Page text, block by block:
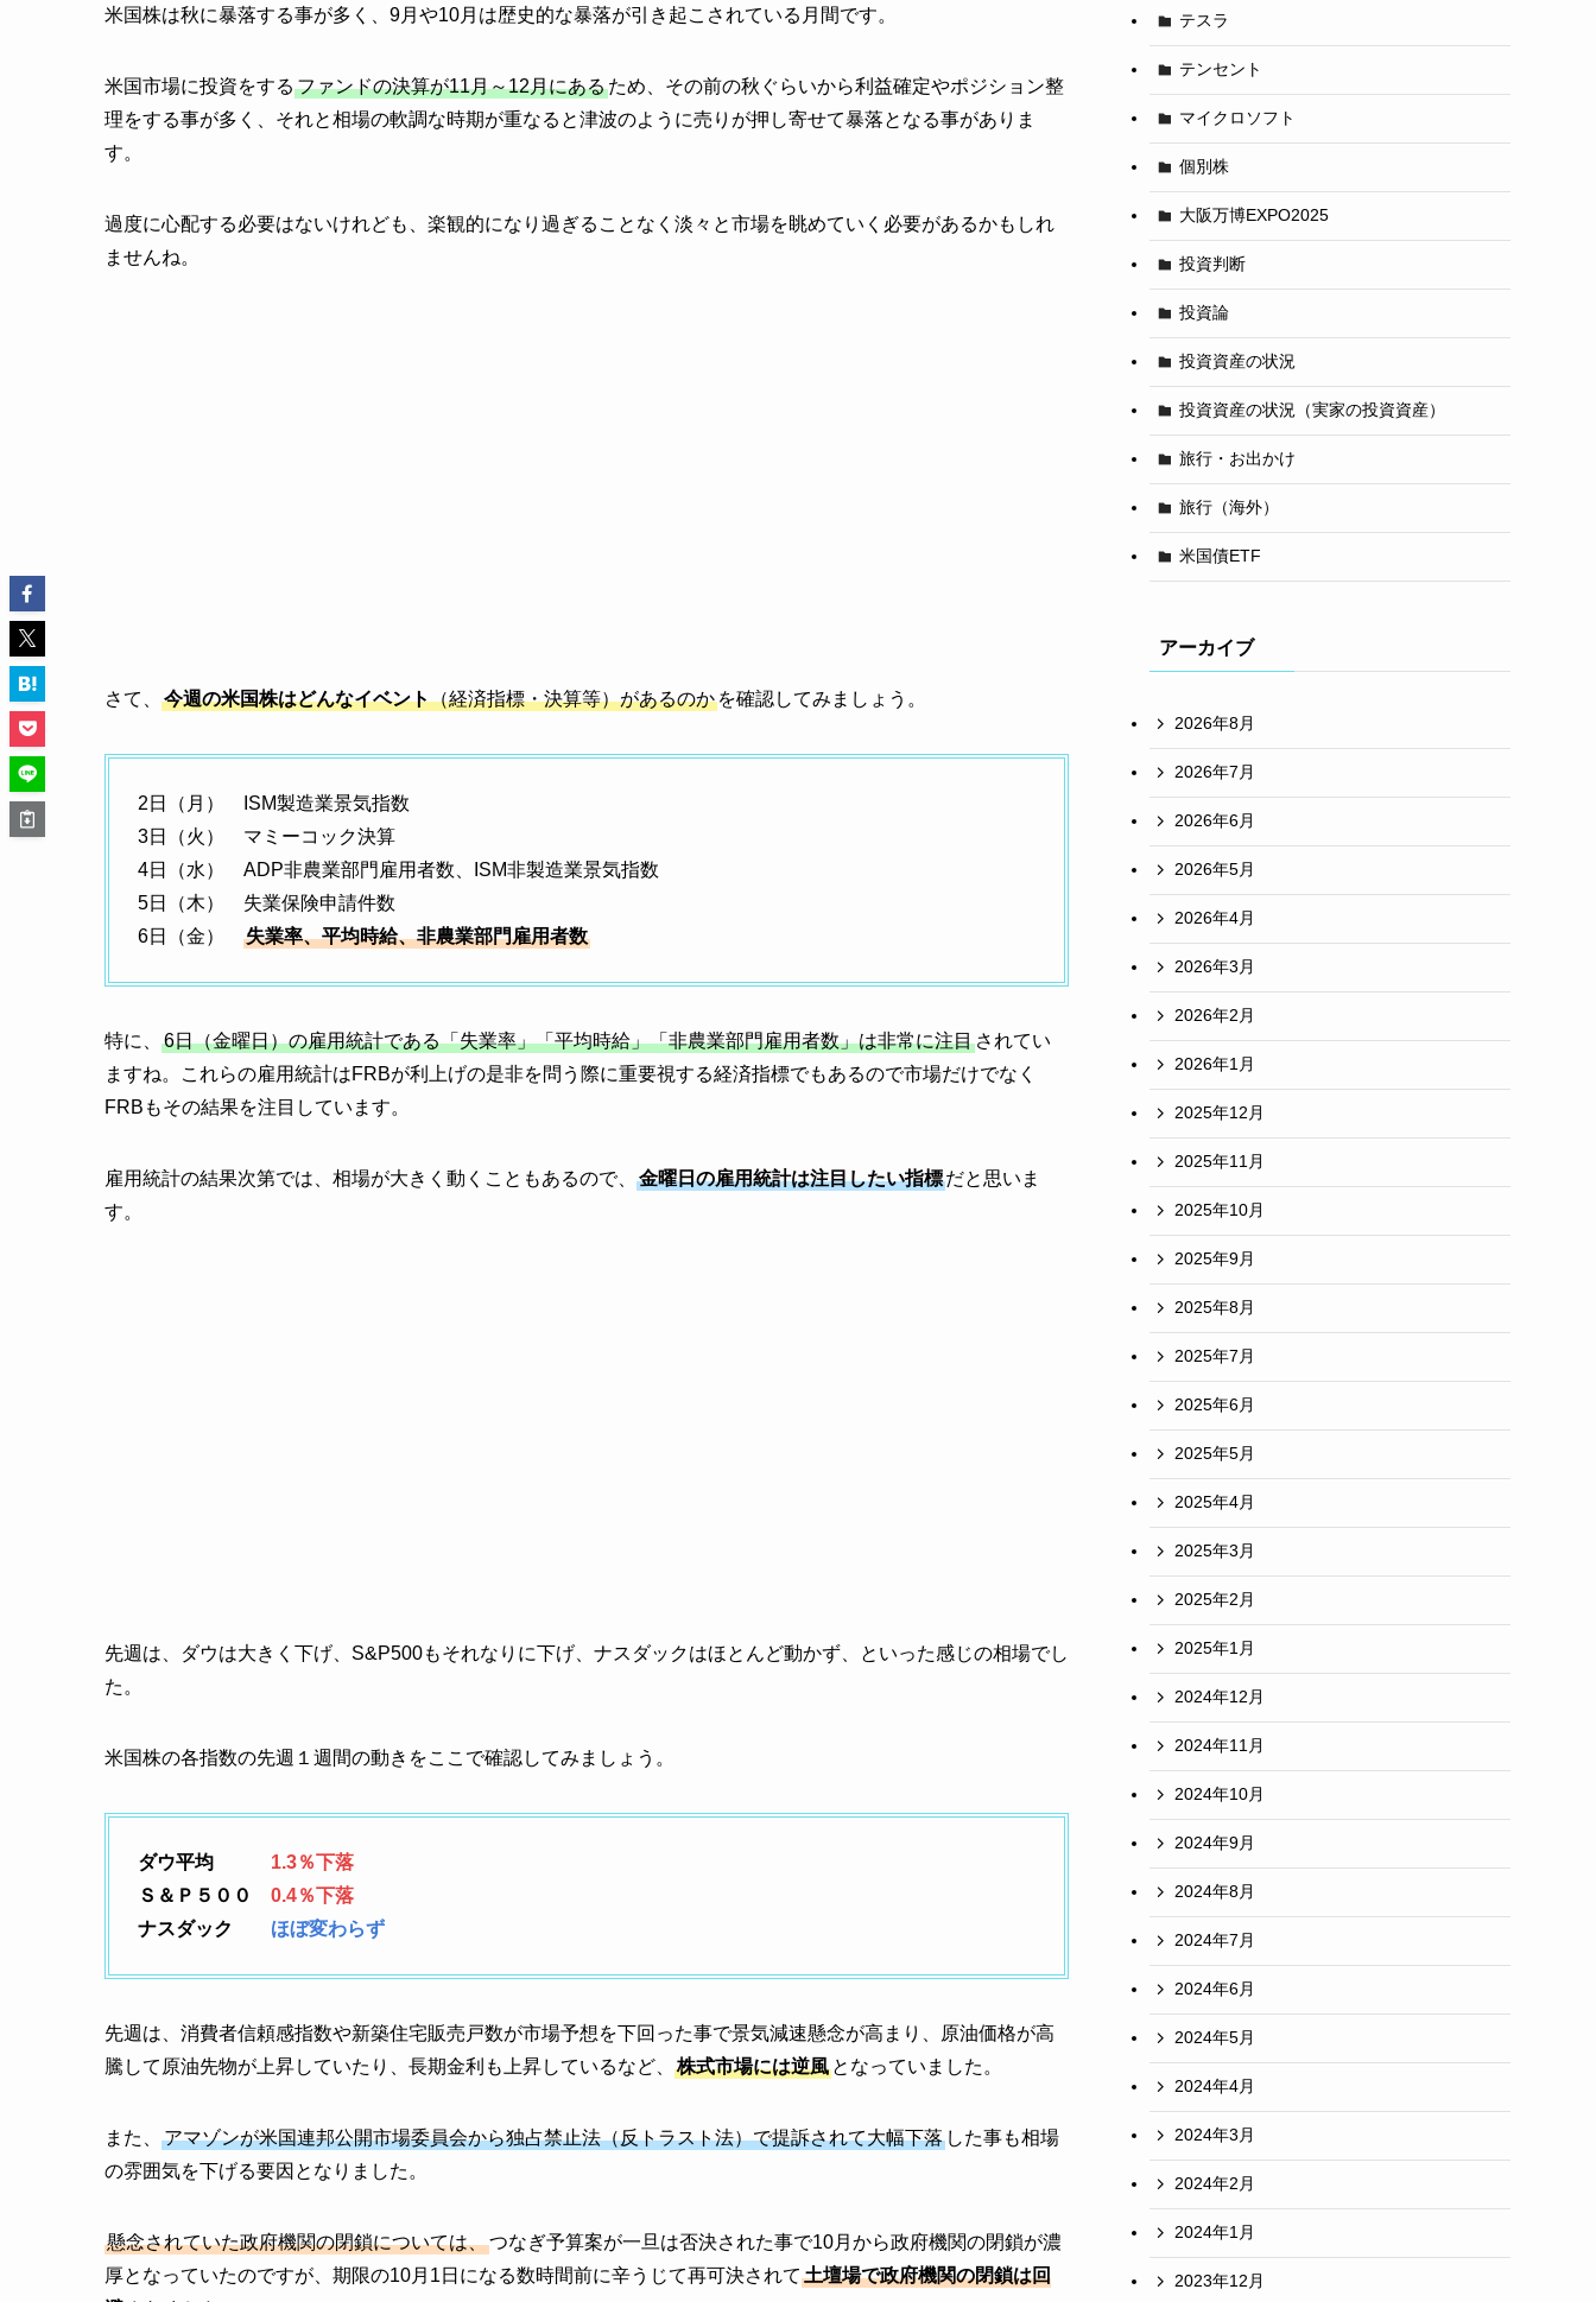
米国株は秋に暴落する事が多く、9月や10月は歴史的な暴落が引き起こされている月間です。
米国市場に投資をする ファンドの決算が11月～12月にあるため、その前の秋ぐらいから利益確定やポジション整
理をする事が多く、それと相場の軟調な時期が重なると津波のように売りが押し寄せて暴落となる事がありま
す。
過度に心配する必要はないけれども、楽観的になり過ぎることなく淡々と市場を眺めていく必要があるかもしれ
ませんね。
さて、 今週の米国株はどんなイベント（経済指標・決算等）があるのか を確認してみましょう。
2日（月） ISM製造業景気指数
3日（火） マミーコック決算
4日（水） ADP非農業部門雇用者数、ISM非製造業景気指数
5日（木） 失業保険申請件数
6日（金）
失業率、平均時給、非農業部門雇用者数
特に、 6日（金曜日）の雇用統計である「失業率」「平均時給」「非農業部門雇用者数」は非常に注目 されてい
ますね。これらの雇用統計はFRBが利上げの是非を問う際に重要視する経済指標でもあるので市場だけでなく
FRBもその結果を注目しています。
雇用統計の結果次第では、相場が大きく動くこともあるので、 金曜日の雇用統計は注目したい指標だと思いま
す。
先週は、ダウは大きく下げ、S&P500もそれなりに下げ、ナスダックはほとんど動かず、といった感じの相場でし
た。
米国株の各指数の先週１週間の動きをここで確認してみましょう。
ダウ平均
1.3％下落
Ｓ＆Ｐ５００ 0.4％下落
ナスダック
ほぼ変わらず
先週は、消費者信頼感指数や新築住宅販売戸数が市場予想を下回った事で景気減速懸念が高まり、原油価格が高
騰して原油先物が上昇していたり、長期金利も上昇しているなど、
株式市場には逆風 となっていました。
また、 アマゾンが米国連邦公開市場委員会から独占禁止法（反トラスト法）で提訴されて大幅下落 した事も相場
の雰囲気を下げる要因となりました。
懸念されていた政府機関の閉鎖については、つなぎ予算案が一旦は否決された事で10月から政府機関の閉鎖が濃
厚となっていたのですが、期限の10月1日になる数時間前に辛うじて再可決されて 土壇場で政府機関の閉鎖は回
テスラ
テンセント
マイクロソフト
個別株
大阪万博EXPO2025
投資判断
投資論
投資資産の状況
投資資産の状況（実家の投資資産）
旅行・お出かけ
旅行（海外）
米国債ETF
アーカイブ
2026年8月
2026年7月
2026年6月
2026年5月
2026年4月
2026年3月
2026年2月
2026年1月
2025年12月
2025年11月
2025年10月
2025年9月
2025年8月
2025年7月
2025年6月
2025年5月
2025年4月
2025年3月
2025年2月
2025年1月
2024年12月
2024年11月
2024年10月
2024年9月
2024年8月
2024年7月
2024年6月
2024年5月
2024年4月
2024年3月
2024年2月
2024年1月
2023年12月